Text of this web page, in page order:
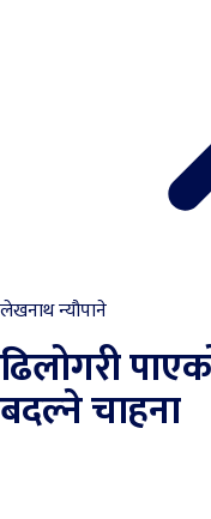
लेखनाथ न्यौपाने
ढिलोगरी
बदल्ने चाहना